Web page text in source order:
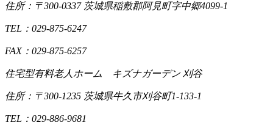
住所：〒300-0337 茨城県稲敷郡阿見町字中郷4099-1
TEL：029-875-6247
FAX：029-875-6257
住宅型有料老人ホーム キズナガーデン 刈谷
住所：〒300-1235 茨城県牛久市刈谷町1-133-1
TEL：029-886-9681